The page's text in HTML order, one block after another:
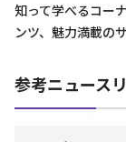
知って学べるコー
ンツ、魅力満載の
参考ニュース